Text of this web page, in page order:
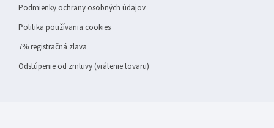
Podmienky ochrany osobných údajov
Politika používania cookies
7% registračná zlava
Odstúpenie od zmluvy (vrátenie tovaru)